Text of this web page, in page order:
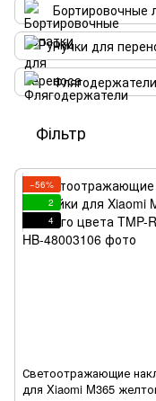
Бортировочные
Ручки для
Фільтр
−56%
2
4
Светоотражающие
для Xiaomi M365